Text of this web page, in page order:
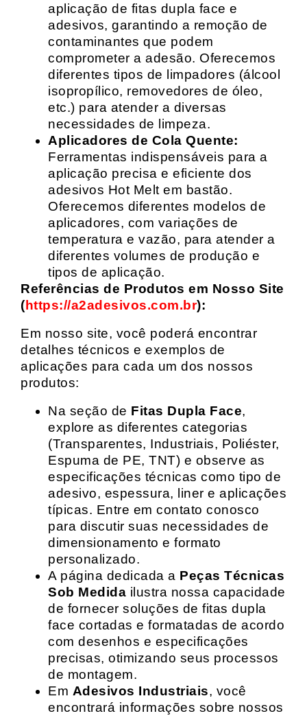
aplicação de fitas dupla face e
adesivos, garantindo a remoção de
contaminantes que podem
comprometer a adesão. Oferecemos
diferentes tipos de limpadores (álcool
isopropílico, removedores de óleo,
etc.) para atender a diversas
necessidades de limpeza.
Aplicadores de Cola Quente:
Ferramentas indispensáveis para a
aplicação precisa e eficiente dos
adesivos Hot Melt em bastão.
Oferecemos diferentes modelos de
aplicadores, com variações de
temperatura e vazão, para atender a
diferentes volumes de produção e
tipos de aplicação.
Referências de Produtos em Nosso Site
(https://a2adesivos.com.br):
Em nosso site, você poderá encontrar
detalhes técnicos e exemplos de
aplicações para cada um dos nossos
produtos:
Na seção de Fitas Dupla Face,
explore as diferentes categorias
(Transparentes, Industriais, Poliéster,
Espuma de PE, TNT) e observe as
especificações técnicas como tipo de
adesivo, espessura, liner e aplicações
típicas. Entre em contato conosco
para discutir suas necessidades de
dimensionamento e formato
personalizado.
A página dedicada a Peças Técnicas
Sob Medida ilustra nossa capacidade
de fornecer soluções de fitas dupla
face cortadas e formatadas de acordo
com desenhos e especificações
precisas, otimizando seus processos
de montagem.
Em Adesivos Industriais, você
encontrará informações sobre nossos